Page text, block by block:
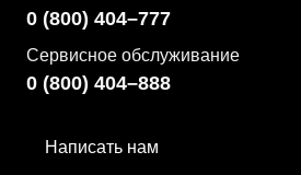
0 (800) 404–777
Сервисное обслуживание
0 (800) 404–888
Написать нам